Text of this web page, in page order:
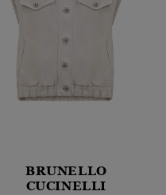
BRUNELLO
CUCINELLI